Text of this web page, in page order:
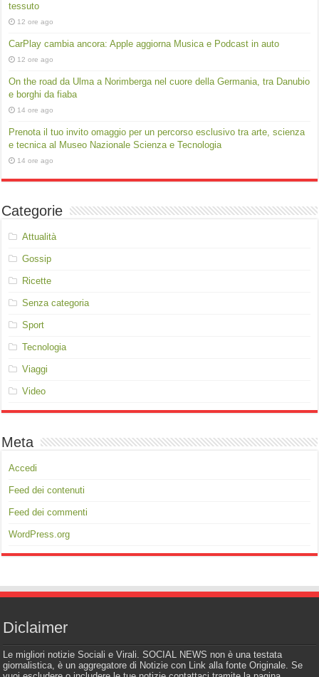
tessuto
12 ore ago
CarPlay cambia ancora: Apple aggiorna Musica e Podcast in auto
12 ore ago
On the road da Ulma a Norimberga nel cuore della Germania, tra Danubio
e borghi da fiaba
14 ore ago
Prenota il tuo invito omaggio per un percorso esclusivo tra arte, scienza
e tecnica al Museo Nazionale Scienza e Tecnologia
14 ore ago
Categorie
Attualità
Gossip
Ricette
Senza categoria
Sport
Tecnologia
Viaggi
Video
Meta
Accedi
Feed dei contenuti
Feed dei commenti
WordPress.org
Diclaimer
Le migliori notizie Sociali e Virali. SOCIAL NEWS non è una testata
giornalistica, è un aggregatore di Notizie con Link alla fonte Originale. Se